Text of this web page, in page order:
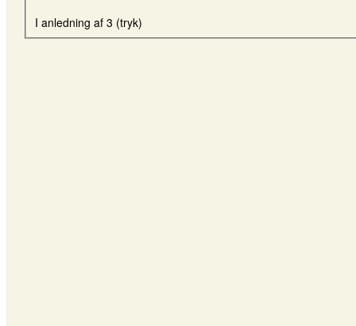
I anledning af 3 (tryk)